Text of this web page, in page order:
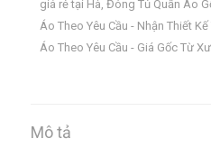
giá rẻ tại Hà, Đóng Tủ Quần Áo
Áo Theo Yêu Cầu - Nhận Thiết Kế
Áo Theo Yêu Cầu - Giá Gốc Từ
Mô tả